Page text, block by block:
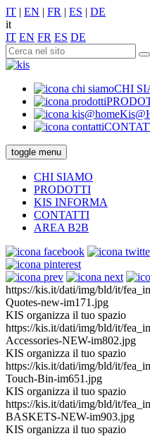
IT | EN | FR | ES | DE
it
IT EN FR ES DE
CHI
toggle menu
CHI SIAMO
PRODOTTI
KIS INFORMA
CONTATTI
AREA B2B
https://kis.it/dati/img/bld/it/
Quotes-new-im171.jpg
KIS organizza il tuo spazio
https://kis.it/dati/img/bld/it/
Accessories-NEW-im802.jpg
KIS organizza il tuo spazio
https://kis.it/dati/img/bld/it/
Touch-Bin-im651.jpg
KIS organizza il tuo spazio
https://kis.it/dati/img/bld/it/
BASKETS-NEW-im903.jpg
KIS organizza il tuo spazio